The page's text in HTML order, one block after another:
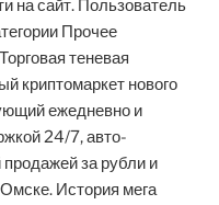
на сайт. Пользователь
Прочее
теневая
криптомаркет нового
ежедневно и
24/7, авто-
продажей за рубли и
История мега